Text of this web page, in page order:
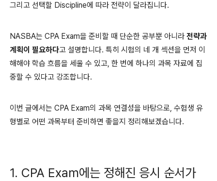
그리고 선택할 Discipline에 따라 전략이 달라집니다.
NASBA는 CPA Exam을 준비할 때 단순한 공부뿐 아니라 전략과
계획이 필요하다고 설명합니다. 특히 시험의 네 개 섹션을 먼저 이
해해야 학습 흐름을 세울 수 있고, 한 번에 하나의 과목 자료에 집
중할 수 있다고 강조합니다.
이번 글에서는 CPA Exam의 과목 연결성을 바탕으로, 수험생 유
형별로 어떤 과목부터 준비하면 좋을지 정리해보겠습니다.
1. CPA Exam에는 정해진 응시 순서가